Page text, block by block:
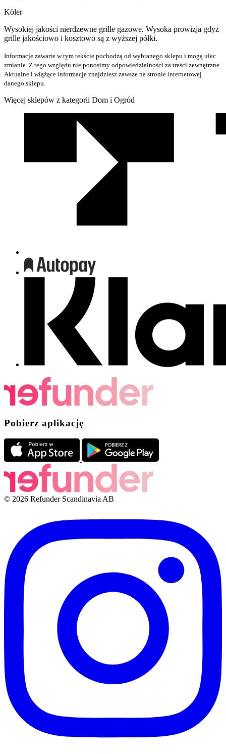
Köler
Wysokiej jakości nierdzewne grille gazowe. Wysoka prowizja gdyż
grille jakościowo i kosztowo są z wyższej półki.
Informacje zawarte w tym tekście pochodzą od wybranego sklepu i mogą ulec
zmianie. Z tego względu nie ponosimy odpowiedzialności za treści zewnętrzne.
Aktualne i wiążące informacje znajdziesz zawsze na stronie internetowej
danego sklepu.
Więcej sklepów z kategorii Dom i Ogród
Pobierz aplikację
© 2026 Refunder Scandinavia AB